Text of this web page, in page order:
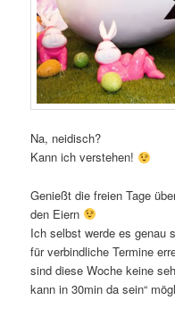
Na, neidisch?
Kann ich verstehen!
Genießt die freien Tage
den Eiern
Ich selbst werde es genau
für verbindliche Termine
sind diese Woche keine
kann in 30min da sein“